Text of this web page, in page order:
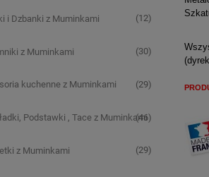
i Dzbanki z Muminkami (12)
z Muminkami (30)
kuchenne z Muminkami (29)
Podstawki , Tace z Muminkami
(46)
z Muminkami (29)